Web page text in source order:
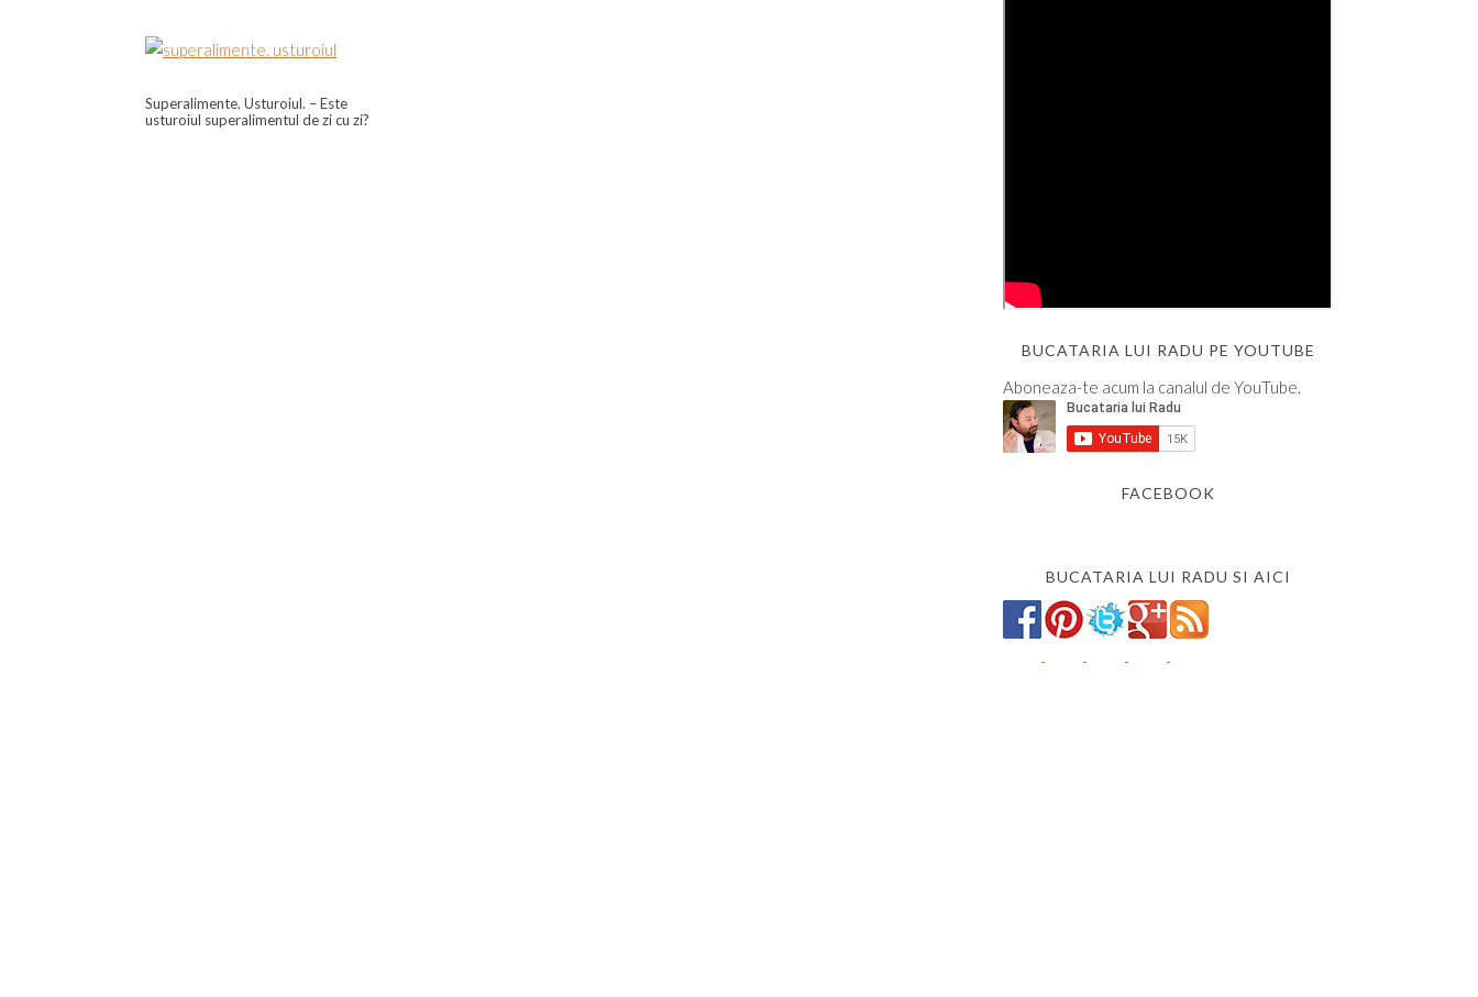
Superalimente. Usturoiul. – Este
usturoiul superalimentul de zi cu zi?
BUCATARIA LUI RADU PE YOUTUBE
Aboneaza-te acum la canalul de YouTube.
FACEBOOK
BUCATARIA LUI RADU SI AICI